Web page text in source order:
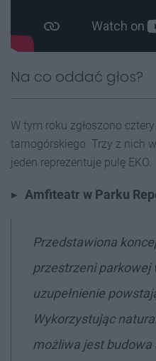
Na co oddać głos?
W tym roku zgłoszono
tarnogórskiego. Trzy z nich
jeden reprezentuje pulę EKO.
Amfiteatr w Parku
Przedstawiona
przestrzeni parkowej
uzupełnienie
Wykorzystując
możliwa jest